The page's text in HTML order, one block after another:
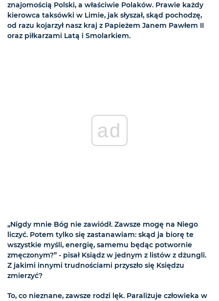
znajomością Polski, a właściwie Polaków. Prawie każdy
kierowca taksówki w Limie, jak słyszał, skąd pochodzę,
od razu kojarzył nasz kraj z Papieżem Janem Pawłem II
oraz piłkarzami Latą i Smolarkiem.
ad
„Nigdy mnie Bóg nie zawiódł. Zawsze mogę na Niego
liczyć. Potem tylko się zastanawiam: skąd ja biorę te
wszystkie myśli, energię, samemu będąc potwornie
zmęczonym?” - pisał Ksiądz w jednym z listów z dżungli.
Z jakimi innymi trudnościami przyszło się Księdzu
zmierzyć?
To, co nieznane, zawsze rodzi lęk. Paraliżuje człowieka w